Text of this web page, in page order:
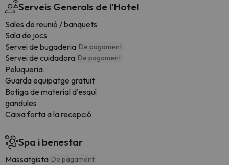
Serveis Generals de l'Hotel
Sales de reunió / banquets
Sala de jocs
Servei de bugaderia De pagament
Servei de cuidadora De pagament
Peluqueria.
Guarda equipatge gratuit
Botiga de material d'esquí
gandules
Caixa forta a la recepció
Spa i benestar
Massatgista De pagament